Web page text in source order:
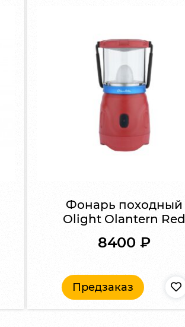
Фонарь походный
Olight Olantern Red
8400 ₽
Предзаказ